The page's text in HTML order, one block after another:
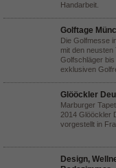
Handarbeit.
Golftage
Die Golfmesse
mit den neusten
Golfschläger
exklusiven
Glööckler
Marburger
2014 Glööckler
vorgestellt in
Design,